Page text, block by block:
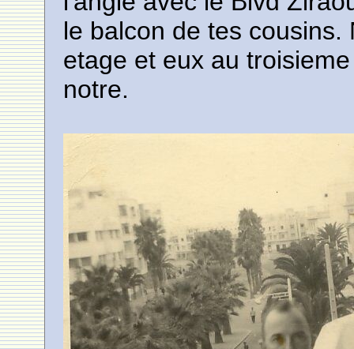
le balcon de tes
etage et eux au
notre.